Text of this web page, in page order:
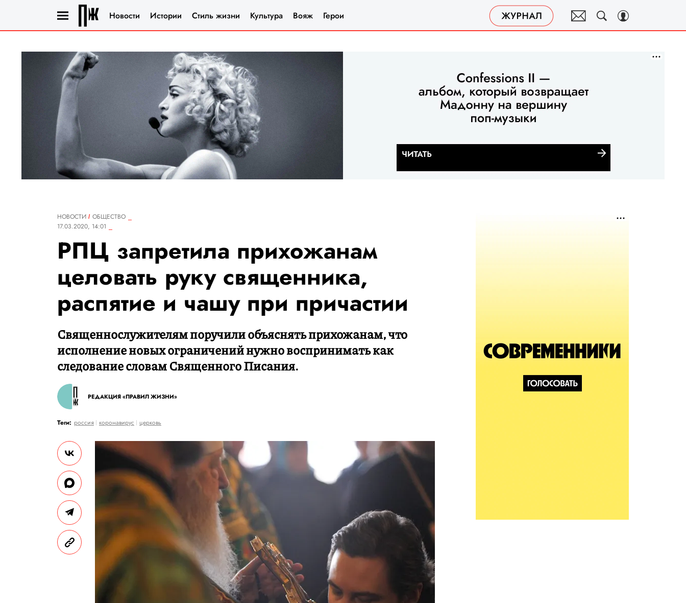
Новости Истории Стиль жизни Культура Вояж Герои
НОВОСТИ
ОБЩЕСТВО
17.03.2020, 14:01
РПЦ запретила прихожанам
целовать руку священника,
распятие и чашу при причастии
Священнослужителям поручили объяснять прихожанам, что
исполнение новых ограничений нужно воспринимать как
следование словам Священного Писания.
РЕДАКЦИЯ «ПРАВИЛ ЖИЗНИ»
Теги: россия коронавирус церковь